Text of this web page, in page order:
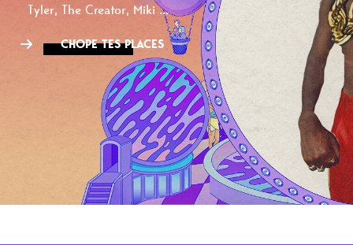
Tyler, The Creator, Miki ...
CHOPE TES PLACES